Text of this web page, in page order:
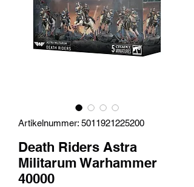
Artikelnummer: 5011921225200
Death Riders Astra
Militarum Warhammer
40000